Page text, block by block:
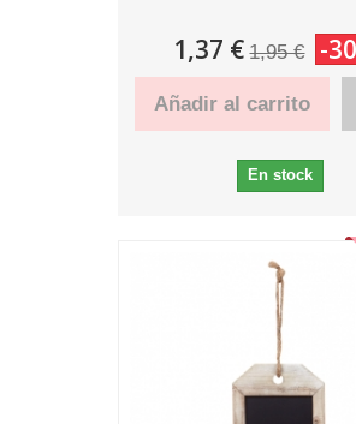
1,37 € 1,95 € -
Añadir al carrito
En stock